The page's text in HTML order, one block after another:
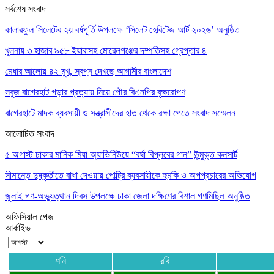
সর্বশেষ সংবাদ
কালারফুল সিলেটের ২য় বর্ষপূর্তি উপলক্ষে ‘সিলেট হেরিটেজ আর্ট ২০২৬’ অনুষ্ঠিত
খুলনায় ৩ হাজার ৯৫৮ ইয়াবাসহ মোরেলগঞ্জের দম্পতিসহ গ্রেপ্তার ৪
মেধার আলোয় ৪২ মুখ, স্বপ্ন দেখছে আগামীর বাংলাদেশ
সবুজ বাগেরহাট গড়ার প্রত্যায় নিয়ে পৌর বিএনপির বৃক্ষরোপণ
বাগেরহাটে মাদক ব্যবসায়ী ও সন্ত্রাসীদের হাত থেকে রক্ষা পেতে সংবাদ সম্মেলন
আলোচিত সংবাদ
৫ অগাস্ট ঢাকার মানিক মিয়া অ্যাভিনিউয়ে “বর্ষা বিপ্লবের গান” উন্মুক্ত কনসার্ট
সীমান্তে দুষ্কৃতীতে বাধা দেওয়ায় পোল্ট্রি ব্যবসায়ীকে হুমকি ও অপপ্রচারের অভিযোগ
জুলাই গণ-অভ্যুত্থান দিবস উপলক্ষে ঢাকা জেলা দক্ষিণের বিশাল গণমিছিল অনুষ্ঠিত
অফিসিয়াল পেজ
আর্কাইভ
শনি রবি